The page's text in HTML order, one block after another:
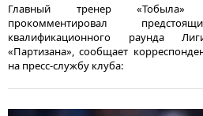
Главный тренер «Тобыла»
прокомментировал
квалификационного раунда
«Партизана», сообщает
на пресс-службу клуба: